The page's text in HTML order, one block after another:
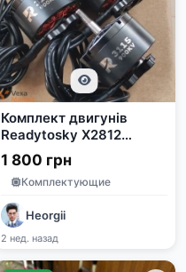
Комплект двигунів
Readytosky X2812
900kv та X3115 900kv
1 800 грн
Комплектующие
Heorgii
2 нед. назад